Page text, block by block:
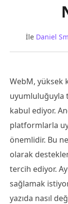
İle Daniel
WebM, yüksek
uyumluluğuyla
kabul ediyor.
platformlarla
önemlidir. Bu
olarak
tercih ediyor.
sağlamak
yazıda nasıl